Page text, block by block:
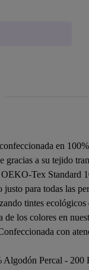
en
gracias a su tejido
Tex Standard
justo para todas las
tintes
de los colores en
con
Algodón Percal - 200